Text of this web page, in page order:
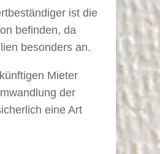
ist die
befinden, da
besonders an.
Mieter
der
eine Art